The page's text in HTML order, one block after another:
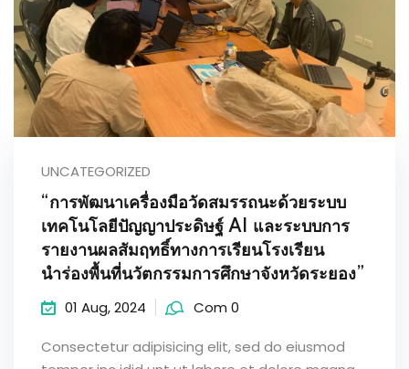
UNCATEGORIZED
“การพัฒนาเครื่องมือวัดสมรรถนะด้วยระบบ
เทคโนโลยีปัญญาประดิษฐ์ AI และระบบการ
รายงานผลสัมฤทธิ์ทางการเรียนโรงเรียน
นำร่องพื้นที่นวัตกรรมการศึกษาจังหวัดระยอง”
01 Aug, 2024 Com 0
Consectetur adipisicing elit, sed do eiusmod